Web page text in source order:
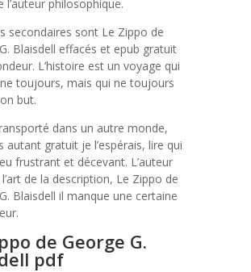
l’auteur philosophique.
secondaires sont Le Zippo de
Blaisdell effacés et epub gratuit
L’histoire est un voyage qui
toujours, mais qui ne toujours
but.
dans un autre monde,
autant gratuit je l’espérais, lire qui
frustrant et décevant. L’auteur
de la description, Le Zippo de
Blaisdell il manque une certaine
de George G.
pdf